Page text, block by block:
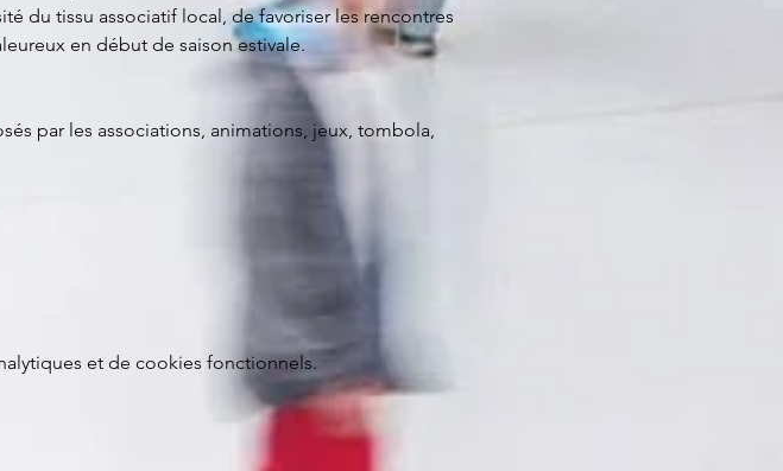
du tissu associatif local, de favoriser les rencontres
en début de saison estivale.
par les associations, animations, jeux, tombola,
et de cookies fonctionnels.